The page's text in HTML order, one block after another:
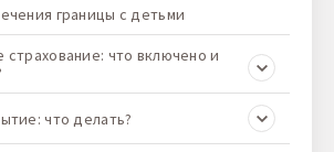
границы с детьми
страхование: что включено и
что делать?